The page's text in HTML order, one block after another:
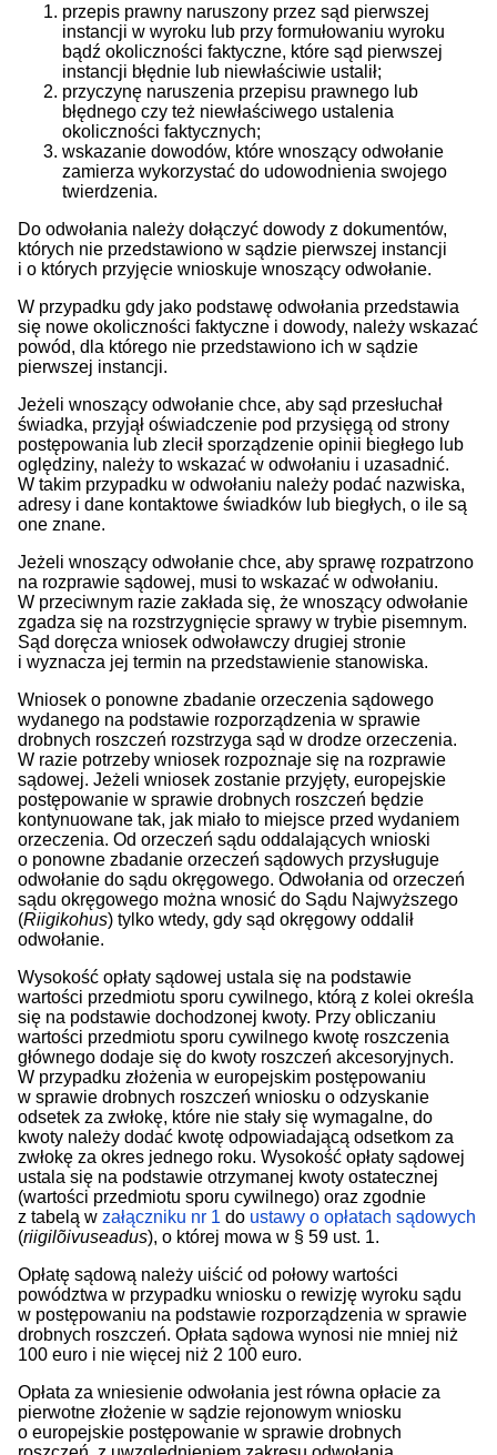
przepis prawny naruszony przez sąd pierwszej
instancji w wyroku lub przy formułowaniu wyroku
bądź okoliczności faktyczne, które sąd pierwszej
instancji błędnie lub niewłaściwie ustalił;
przyczynę naruszenia przepisu prawnego lub
błędnego czy też niewłaściwego ustalenia
okoliczności faktycznych;
wskazanie dowodów, które wnoszący odwołanie
zamierza wykorzystać do udowodnienia swojego
twierdzenia.
Do odwołania należy dołączyć dowody z dokumentów,
których nie przedstawiono w sądzie pierwszej instancji
i o których przyjęcie wnioskuje wnoszący odwołanie.
W przypadku gdy jako podstawę odwołania przedstawia
się nowe okoliczności faktyczne i dowody, należy wskazać
powód, dla którego nie przedstawiono ich w sądzie
pierwszej instancji.
Jeżeli wnoszący odwołanie chce, aby sąd przesłuchał
świadka, przyjął oświadczenie pod przysięgą od strony
postępowania lub zlecił sporządzenie opinii biegłego lub
oględziny, należy to wskazać w odwołaniu i uzasadnić.
W takim przypadku w odwołaniu należy podać nazwiska,
adresy i dane kontaktowe świadków lub biegłych, o ile są
one znane.
Jeżeli wnoszący odwołanie chce, aby sprawę rozpatrzono
na rozprawie sądowej, musi to wskazać w odwołaniu.
W przeciwnym razie zakłada się, że wnoszący odwołanie
zgadza się na rozstrzygnięcie sprawy w trybie pisemnym.
Sąd doręcza wniosek odwoławczy drugiej stronie
i wyznacza jej termin na przedstawienie stanowiska.
Wniosek o ponowne zbadanie orzeczenia sądowego
wydanego na podstawie rozporządzenia w sprawie
drobnych roszczeń rozstrzyga sąd w drodze orzeczenia.
W razie potrzeby wniosek rozpoznaje się na rozprawie
sądowej. Jeżeli wniosek zostanie przyjęty, europejskie
postępowanie w sprawie drobnych roszczeń będzie
kontynuowane tak, jak miało to miejsce przed wydaniem
orzeczenia. Od orzeczeń sądu oddalających wnioski
o ponowne zbadanie orzeczeń sądowych przysługuje
odwołanie do sądu okręgowego. Odwołania od orzeczeń
sądu okręgowego można wnosić do Sądu Najwyższego
(Riigikohus) tylko wtedy, gdy sąd okręgowy oddalił
odwołanie.
Wysokość opłaty sądowej ustala się na podstawie
wartości przedmiotu sporu cywilnego, którą z kolei określa
się na podstawie dochodzonej kwoty. Przy obliczaniu
wartości przedmiotu sporu cywilnego kwotę roszczenia
głównego dodaje się do kwoty roszczeń akcesoryjnych.
W przypadku złożenia w europejskim postępowaniu
w sprawie drobnych roszczeń wniosku o odzyskanie
odsetek za zwłokę, które nie stały się wymagalne, do
kwoty należy dodać kwotę odpowiadającą odsetkom za
zwłokę za okres jednego roku. Wysokość opłaty sądowej
ustala się na podstawie otrzymanej kwoty ostatecznej
(wartości przedmiotu sporu cywilnego) oraz zgodnie
z tabelą w załączniku nr 1 do ustawy o opłatach sądowych
(riigilõivuseadus), o której mowa w § 59 ust. 1.
Opłatę sądową należy uiścić od połowy wartości
powództwa w przypadku wniosku o rewizję wyroku sądu
w postępowaniu na podstawie rozporządzenia w sprawie
drobnych roszczeń. Opłata sądowa wynosi nie mniej niż
100 euro i nie więcej niż 2 100 euro.
Opłata za wniesienie odwołania jest równa opłacie za
pierwotne złożenie w sądzie rejonowym wniosku
o europejskie postępowanie w sprawie drobnych